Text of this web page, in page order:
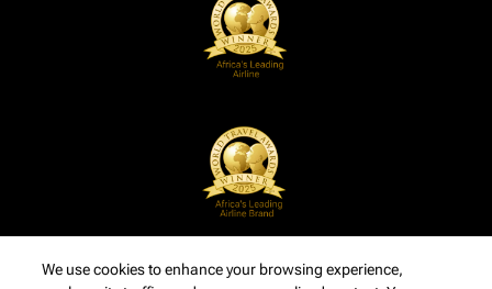
We use cookies to enhance your browsing experience,